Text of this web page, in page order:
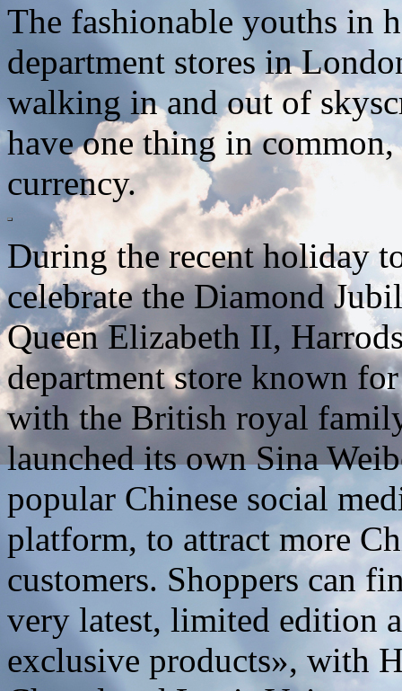
The fashionable youths in
department stores in
walking in and out of
have one thing in
currency.
During the recent holiday
celebrate the Diamond
Queen Elizabeth II,
department store known
with the British royal
launched its own Sina
popular Chinese social
platform, to attract more
customers. Shoppers can
very latest, limited edition
exclusive products», with